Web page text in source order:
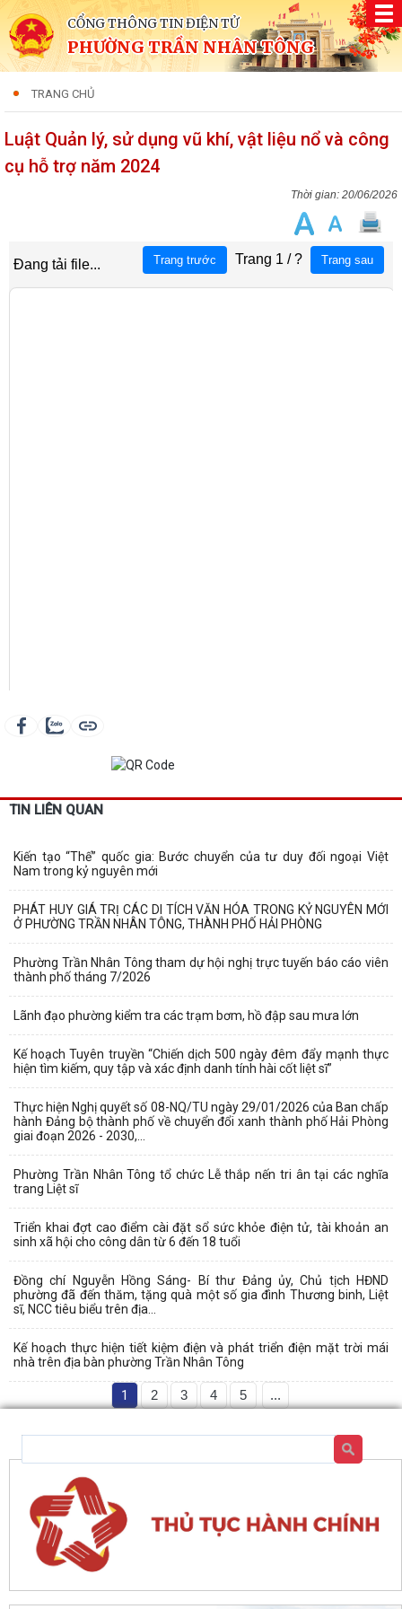
CỔNG THÔNG TIN ĐIỆN TỬ
PHƯỜNG TRẦN NHÂN TÔNG
TRANG CHỦ
Luật Quản lý, sử dụng vũ khí, vật liệu nổ và công
cụ hỗ trợ năm 2024
20/06/2026
TIN LIÊN QUAN
Kiến tạo “Thế” quốc gia: Bước chuyển của tư duy đối ngoại Việt
Nam trong kỷ nguyên mới
PHÁT HUY GIÁ TRỊ CÁC DI TÍCH VĂN HÓA TRONG KỶ NGUYÊN MỚI
Ở PHƯỜNG TRẦN NHÂN TÔNG, THÀNH PHỐ HẢI PHÒNG
Phường Trần Nhân Tông tham dự hội nghị trực tuyến báo cáo viên
thành phố tháng 7/2026
Lãnh đạo phường kiểm tra các trạm bơm, hồ đập sau mưa lớn
Kế hoạch Tuyên truyền “Chiến dịch 500 ngày đêm đẩy mạnh thực
hiện tìm kiếm, quy tập và xác định danh tính hài cốt liệt sĩ”
Thực hiện Nghị quyết số 08-NQ/TU ngày 29/01/2026 của Ban chấp
hành Đảng bộ thành phố về chuyển đổi xanh thành phố Hải Phòng
giai đoạn 2026 - 2030,...
Phường Trần Nhân Tông tổ chức Lễ thắp nến tri ân tại các nghĩa
trang Liệt sĩ
Triển khai đợt cao điểm cài đặt sổ sức khỏe điện tử, tài khoản an
sinh xã hội cho công dân từ 6 đến 18 tuổi
Đồng chí Nguyễn Hồng Sáng- Bí thư Đảng ủy, Chủ tịch HĐND
phường đã đến thăm, tặng quà một số gia đình Thương binh, Liệt
sĩ, NCC tiêu biểu trên địa...
Kế hoạch thực hiện tiết kiệm điện và phát triển điện mặt trời mái
nhà trên địa bàn phường Trần Nhân Tông
1 2 3 4 5 ...